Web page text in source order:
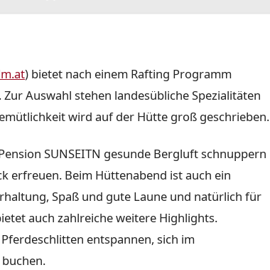
) bietet nach einem Rafting Programm
Auswahl stehen landesübliche Spezialitäten
wird auf der Hütte groß geschrieben.
SUNSEITN gesunde Bergluft schnuppern
erfreuen. Beim Hüttenabend ist auch ein
Spaß und gute Laune und natürlich für
auch zahlreiche weitere Highlights.
entspannen, sich im